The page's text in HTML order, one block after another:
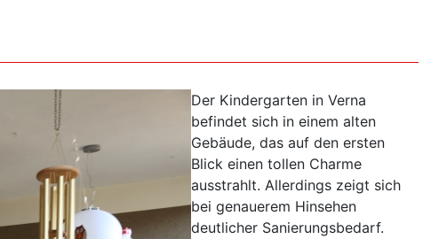
Der Kindergarten in Verna
befindet sich in einem alten
Gebäude, das auf den ersten
Blick einen tollen Charme
ausstrahlt. Allerdings zeigt sich
bei genauerem Hinsehen
deutlicher Sanierungsbedarf.